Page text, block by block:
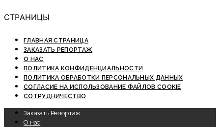
СТРАНИЦЫ
ГЛАВНАЯ СТРАНИЦА
ЗАКАЗАТЬ РЕПОРТАЖ
О НАС
ПОЛИТИКА КОНФИДЕНЦИАЛЬНОСТИ
ПОЛИТИКА ОБРАБОТКИ ПЕРСОНАЛЬНЫХ ДАННЫХ
СОГЛАСИЕ НА ИСПОЛЬЗОВАНИЕ ФАЙЛОВ COOKIE
СОТРУДНИЧЕСТВО
Заказать Репортаж
О нас